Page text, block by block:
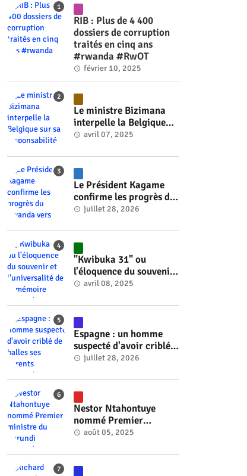
RIB : Plus de 4 400
dossiers de corruption
traités en cinq ans
#rwanda #RwOT
février 10, 2025
Le ministre Bizimana
interpelle la Belgique
sur sa responsabilité
génocide #rwanda
#RwOT
avril 07, 2025
Le Président Kagame
confirme les progrès du
Rwanda vers l'énergie
2030 #rwanda #RwOT
juillet 28, 2026
"Kwibuka 31" ou
l'éloquence du souvenir
et l'universalité de la
#RwOT
avril 08, 2025
Espagne : un homme
suspecté d'avoir criblé
de balles ses parents
juillet 28, 2026
Nestor Ntahontuye
nommé Premier
ministre du Burundi
août 05, 2025